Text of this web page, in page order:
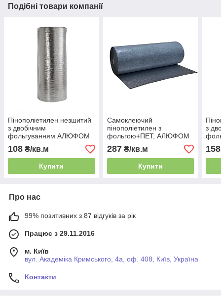
Подібні товари компанії
Пінополіетилен незшитий
з двобічним
фольгуванням АЛЮФОМ
НПЕ В - 5 мм*100 см
108 ₴/кв.м
Купити
Самоклеючий
пінополіетилен з
фольгою+ПЕТ, АЛЮФОМ
PET С, 5 мм х 100 см
287₴/кв.м
Купити
з
158
Про нас
99% позитивних з 87 відгуків за рік
Працює з 29.11.2016
м. Київ
вул. Академіка Кримського, 4а, оф. 408, Київ, Україна
Контакти